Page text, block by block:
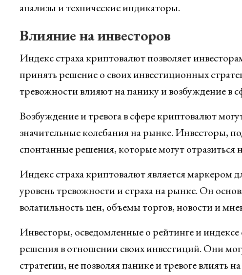
анализы и технические индикаторы.
Влияние на инвесторов
Индекс страха криптовалют позволяет
принять решение о своих инвестиционных
тревожности влияют на панику и возбуждение в
Возбуждение и тревога в сфере криптовалют
значительные колебания на рынке. Инвесторы,
спонтанные решения, которые могут отразиться
Индекс страха криптовалют является маркером
уровень тревожности и страха на рынке. Он
волатильность цен, объемы торгов, новости и
Инвесторы, осведомленные о рейтинге и
решения в отношении своих инвестиций. Они
стратегии, не позволяя панике и тревоге влиять